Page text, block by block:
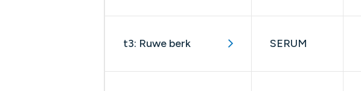
t3: Ruwe berk SERUM